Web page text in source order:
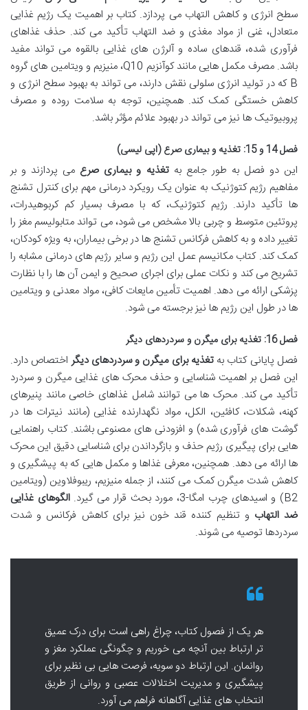
سطح انرژی و کاهش التهاب می پردازد. کتاب بر اهمیت یک رژیم غذایی
متعادل، غنی از مواد مغذی و ضد التهاب تأکید می کند. حذف غذاهای
فرآوری شده، قندهای ساده و آلرژن های غذایی بالقوه می تواند مفید
باشد. مصرف مکمل هایی مانند کوآنزیم Q10، منیزیم و ویتامین های گروه
B که در تولید انرژی سلولی نقش دارند، می تواند به بهبود سطح انرژی و
کاهش خستگی کمک کند. همچنین، توجه به سلامت روده و مصرف
پروبیوتیک ها نیز می تواند در بهبود علائم مؤثر باشد.
فصل 14 و 15: تغذیه و بیماری صرع (اپی لیسی)
این دو فصل به طور جامع بهتغذیه و بیماری صرع می پردازند و بر
مفاهیم رژیم کتوژنیک به عنوان یک رویکرد درمانی مهم برای کنترل تشنج
ها تأکید دارند. رژیم کتوژنیک، که با مصرف بسیار کم کربوهیدرات،
پروتئین متوسط و چربی بالا مشخص می شود، می تواند متابولیسم مغز را
تغییر داده و به کاهش فرکانس تشنج ها در برخی بیماران، به ویژه کودکان،
کمک کند. کتاب مکانیسم عمل این رژیم و سایر رژیم های درمانی مشابه را
تشریح می کند و نکات عملی برای اجرای صحیح و ایمن آن ها را با نظارت
پزشکی ارائه می دهد. اهمیت تأمین مایعات کافی، مواد معدنی و ویتامین
ها در طول این رژیم ها نیز برجسته می شود.
فصل 16: تغذیه برای میگرن و سردردهای دیگر
فصل پایانی کتاب بهتغذیه برای میگرن و سردردهای دیگر اختصاص دارد.
این فصل بر اهمیت شناسایی و حذف محرک های غذایی میگرن و سردرد
تأکید می کند. محرک ها می توانند شامل غذاهای خاصی مانند پنیرهای
کهنه، شکلات، کافئین، الکل، مواد نگهدارنده غذایی (مانند نیترات ها در
گوشت های فرآوری شده) و افزودنی های مصنوعی باشند. کتاب راهنمایی
هایی برای پیگیری رژیم حذف و بازگرداندن برای شناسایی دقیق این محرک
ها ارائه می دهد. همچنین، معرفی غذاها و مکمل هایی که به پیشگیری و
کاهش شدت میگرن کمک می کنند، از جمله منیزیم، ریبوفلاوین (ویتامین
B2) و اسیدهای چرب امگا-3، مورد بحث قرار می گیرد.
الگوهای غذایی
ضد التهاب و تنظیم کننده قند خون نیز برای کاهش فرکانس و شدت
سردردها توصیه می شوند.
هر یک از فصول کتاب، چراغ راهی است برای درک عمیق
تر ارتباط بین آنچه می خوریم و چگونگی عملکرد مغز و
روانمان. این ارتباط دو سویه، فرصت هایی بی نظیر برای
پیشگیری و مدیریت اختلالات عصبی و روانی از طریق
انتخاب های غذایی آگاهانه فراهم می آورد.